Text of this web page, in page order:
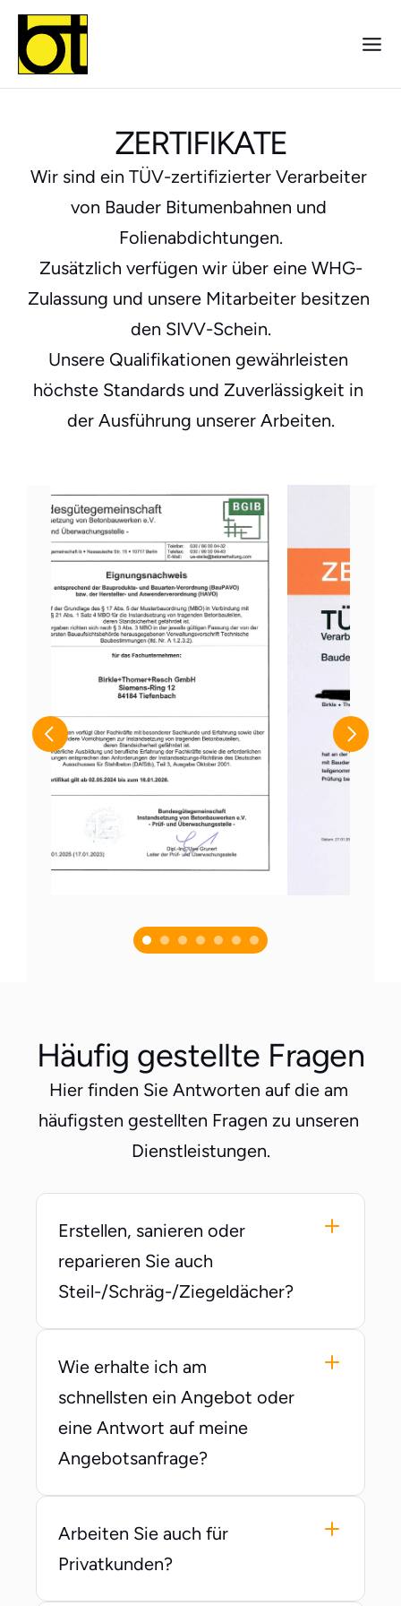
ZERTIFIKATE
Wir sind ein TÜV-zertifizierter Verarbeiter
von Bauder Bitumenbahnen und
Folienabdichtungen.
Zusätzlich verfügen wir über eine WHG-
Zulassung und unsere Mitarbeiter besitzen
den SIVV-Schein.
Unsere Qualifikationen gewährleisten
höchste Standards und Zuverlässigkeit in
der Ausführung unserer Arbeiten.
Häufig gestellte Fragen
Hier finden Sie Antworten auf die am
häufigsten gestellten Fragen zu unseren
Dienstleistungen.
Erstellen, sanieren oder
reparieren Sie auch
Steil-/Schräg-/Ziegeldächer?
Wie erhalte ich am
schnellsten ein Angebot oder
eine Antwort auf meine
Angebotsanfrage?
Arbeiten Sie auch für
Privatkunden?